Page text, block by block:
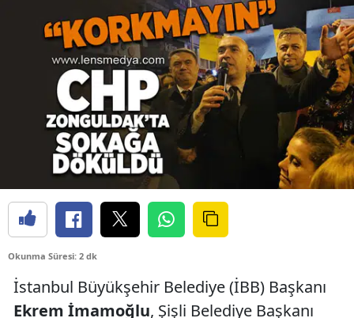
Okunma Süresi: 2 dk
İstanbul Büyükşehir Belediye (İBB) Başkanı
Ekrem İmamoğlu, Şişli Belediye Başkanı